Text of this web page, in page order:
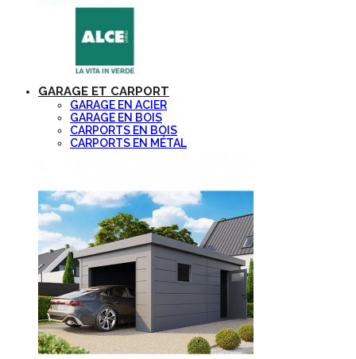
GARAGE ET CARPORT
GARAGE EN ACIER
GARAGE EN BOIS
CARPORTS EN BOIS
CARPORTS EN MÉTAL